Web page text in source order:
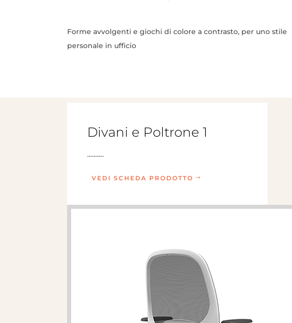
Forme avvolgenti e giochi di colore a contrasto, per uno stile
personale in ufficio
Divani e Poltrone 1
……….
VEDI SCHEDA PRODOTTO